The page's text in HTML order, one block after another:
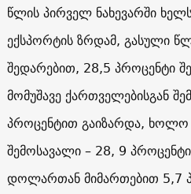
წლის პირველ ნახევარში
ექსპორტის ზრდამ, გასული
შედარებით, 28,5 პროცენტი
მომუშავე ქართველებისგან
პროცენტით გაიზარდა, ხოლო
შემოსავალი – 28, 9
დოლართან მიმართებით 5,7